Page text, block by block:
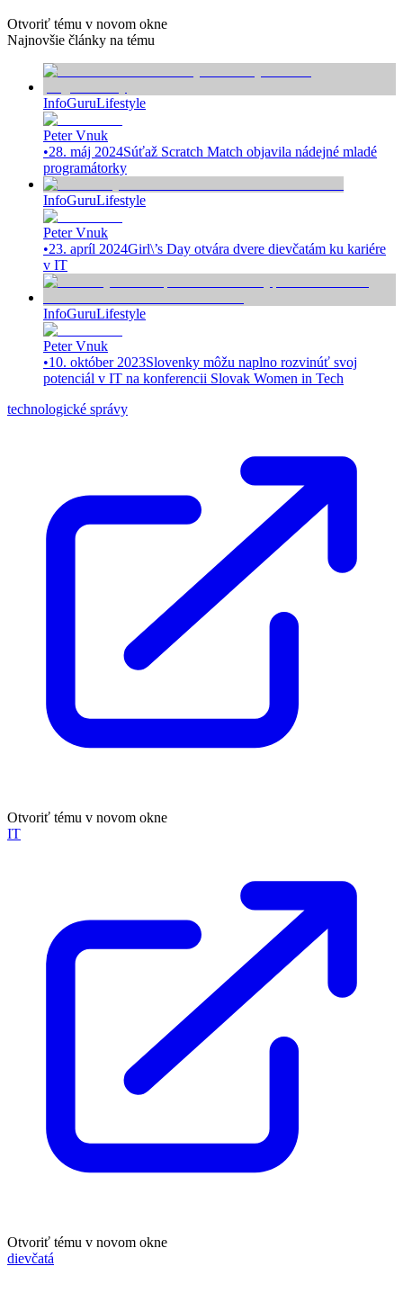
Otvoriť tému v novom okne
Najnovšie články na tému
InfoGuruLifestyle
Peter Vnuk
•28. máj 2024Súťaž Scratch Match objavila nádejné mladé
programátorky
InfoGuruLifestyle
Peter Vnuk
•23. apríl 2024Girl\’s Day otvára dvere dievčatám ku kariére
v IT
InfoGuruLifestyle
Peter Vnuk
•10. október 2023Slovenky môžu naplno rozvinúť svoj
potenciál v IT na konferencii Slovak Women in Tech
technologické správy
Otvoriť tému v novom okne
IT
Otvoriť tému v novom okne
dievčatá